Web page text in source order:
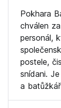
Pokhara
chválen
personál,
postele,
snídani.
a